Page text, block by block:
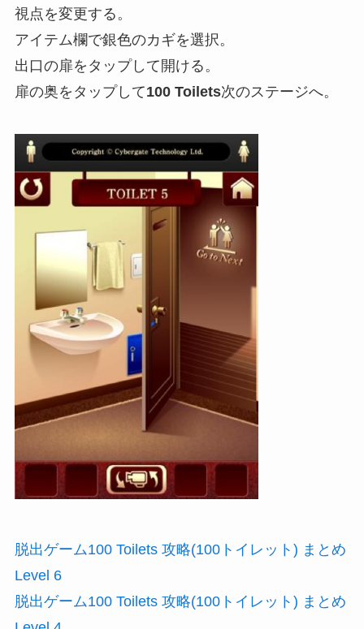
視点を変更する。
アイテム欄で銀色のカギを選択。
出口の扉をタップして開ける。
扉の奥をタップして100 Toilets次のステージへ。
脱出ゲーム100 Toilets 攻略(100トイレット) まとめ
Level 6
脱出ゲーム100 Toilets 攻略(100トイレット) まとめ